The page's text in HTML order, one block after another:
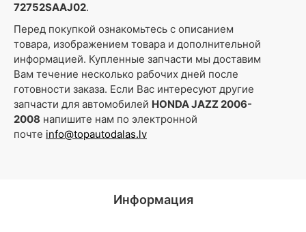
72752SAAJ02.
Перед покупкой ознакомьтесь с описанием
товара, изображением товара и дополнительной
информацией. Купленные запчасти мы доставим
Вам течение несколько рабочих дней после
готовности заказа. Если Вас интересуют другие
запчасти для автомобилей HONDA JAZZ 2006-
2008 напишите нам по электронной
почте info@topautodalas.lv
Информация